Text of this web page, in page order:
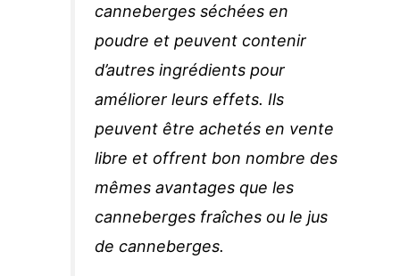
canneberges séchées en
poudre et peuvent contenir
d’autres ingrédients pour
améliorer leurs effets. Ils
peuvent être achetés en vente
libre et offrent bon nombre des
mêmes avantages que les
canneberges fraîches ou le jus
de canneberges.